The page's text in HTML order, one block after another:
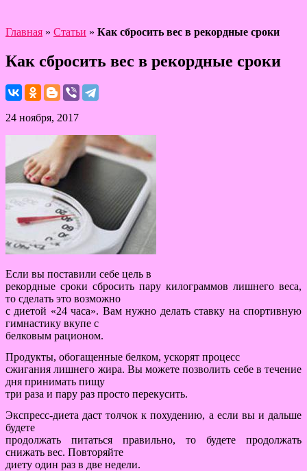
Главная » Статьи » Как сбросить вес в рекордные сроки
Как сбросить вес в рекордные сроки
24 ноября, 2017
Если вы поставили себе цель в
рекордные сроки сбросить пару килограммов лишнего веса,
то сделать это возможно
с диетой «24 часа». Вам нужно делать ставку на спортивную
гимнастику вкупе с
белковым рационом.
Продукты, обогащенные белком, ускорят процесс
сжигания лишнего жира. Вы можете позволить себе в течение
дня принимать пищу
три раза и пару раз просто перекусить.
Экспресс-диета даст толчок к похудению, а если вы и дальше
будете
продолжать питаться правильно, то будете продолжать
снижать вес. Повторяйте
диету один раз в две недели.